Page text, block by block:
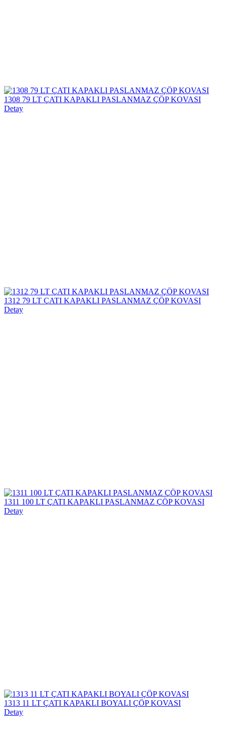
1308 79 LT ÇATI KAPAKLI PASLANMAZ ÇÖP KOVASI
Detay
1312 79 LT ÇATI KAPAKLI PASLANMAZ ÇÖP KOVASI
Detay
1311 100 LT ÇATI KAPAKLI PASLANMAZ ÇÖP KOVASI
Detay
1313 11 LT ÇATI KAPAKLI BOYALI ÇÖP KOVASI
Detay